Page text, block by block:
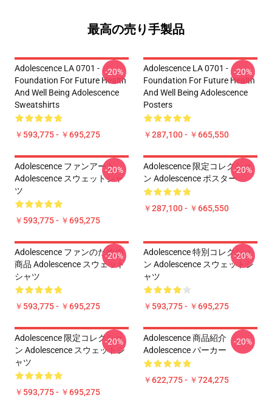
最高の売り手製品
Adolescence LA 0701 -
Foundation For Future Health
And Well Being Adolescence
Sweatshirts
￥593,775 - ￥695,275
-20%
Adolescence LA 0701 -
Foundation For Future Health
And Well Being Adolescence
Posters
￥287,100 - ￥665,550
-20%
Adolescence ファンアート
Adolescence スウェットシャ
ツ
￥593,775 - ￥695,275
-20%
Adolescence 限定コレクショ
ン Adolescence ポスター
￥287,100 - ￥665,550
-20%
Adolescence ファンのための
商品 Adolescence スウェット
シャツ
￥593,775 - ￥695,275
-20%
Adolescence 特別コレクショ
ン Adolescence スウェットシ
ャツ
￥593,775 - ￥695,275
-20%
Adolescence 限定コレクショ
ン Adolescence スウェットシ
ャツ
￥593,775 - ￥695,275
-20%
Adolescence 商品紹介
Adolescence パーカー
￥622,775 - ￥724,275
-20%